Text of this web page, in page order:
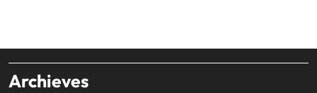
Archieves